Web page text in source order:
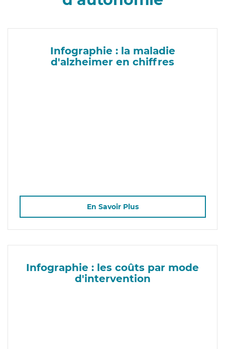
Infographie : la maladie
d'alzheimer en chiffres
En Savoir Plus
Infographie : les coûts par mode
d'intervention